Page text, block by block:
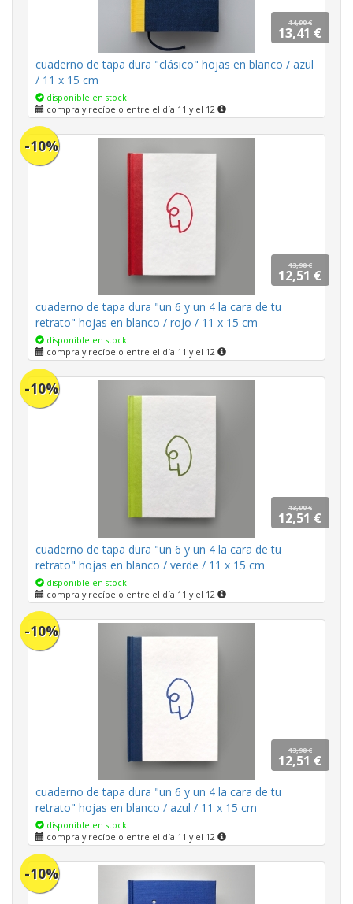
14,90 €
13,41 €
cuaderno de tapa dura "clásico" hojas en blanco / azul
/ 11 x 15 cm
disponible en stock
compra y recíbelo entre el día 11 y el 12
-10%
13,90 €
12,51 €
cuaderno de tapa dura "un 6 y un 4 la cara de tu
retrato" hojas en blanco / rojo / 11 x 15 cm
disponible en stock
compra y recíbelo entre el día 11 y el 12
-10%
13,90 €
12,51 €
cuaderno de tapa dura "un 6 y un 4 la cara de tu
retrato" hojas en blanco / verde / 11 x 15 cm
disponible en stock
compra y recíbelo entre el día 11 y el 12
-10%
13,90 €
12,51 €
cuaderno de tapa dura "un 6 y un 4 la cara de tu
retrato" hojas en blanco / azul / 11 x 15 cm
disponible en stock
compra y recíbelo entre el día 11 y el 12
-10%